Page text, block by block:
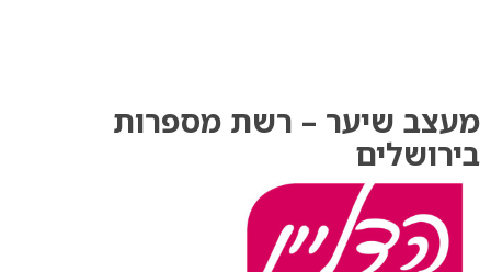
מעצב שיער – רשת מספרות
בירושלים